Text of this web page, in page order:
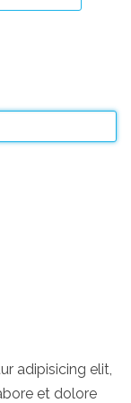
adipisicing elit,
et dolore